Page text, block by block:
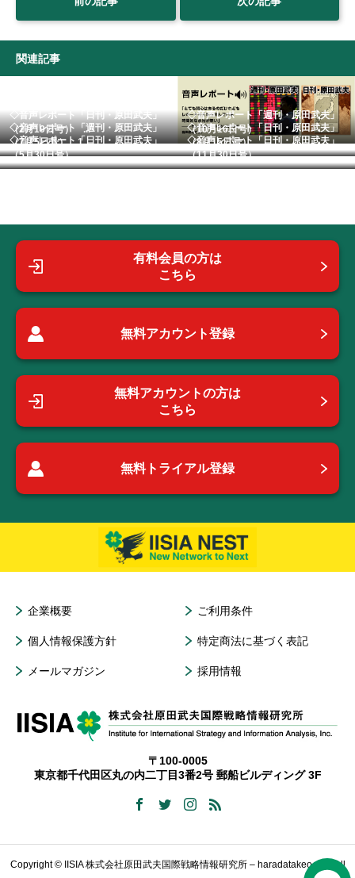
関連記事
◇音声レポート「日刊・原田武夫」
（2月19日号） ...
◇音声レポート「週刊・原田武夫」
（10月16日号）
◇音声レポート「週刊・原田武夫」
（7月5日号） 1...
◇音声レポート「日刊・原田武夫」
（8月15日号） ...
◇音声レポート「日刊・原田武夫」
（5月30日号） ...
◇音声レポート「日刊・原田武夫」
（11月30日号）...
有料会員の方は
こちら
無料アカウント登録
無料アカウントの方は
こちら
無料トライアル登録
企業概要 ご利用条件
個人情報保護方針 特定商法に基づく表記
メールマガジン 採用情報
〒100-0005
東京都千代田区丸の内二丁目3番2号 郵船ビルディング 3F
Copyright © IISIA 株式会社原田武夫国際戦略情報研究所 – haradatakeo.com All